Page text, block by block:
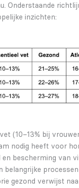
Onderstaande
inzichten:
(10–13% bij
nodig heeft voor
bescherming van
belangrijke
gezond verwijst